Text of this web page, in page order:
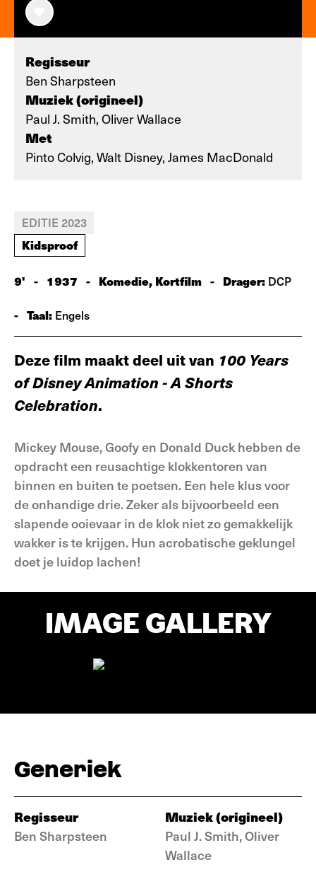
Regisseur
Ben Sharpsteen
Muziek (origineel)
Paul J. Smith, Oliver Wallace
Met
Pinto Colvig, Walt Disney, James MacDonald
EDITIE 2023
Kidsproof
9' - 1937 - Komedie, Kortfilm - Drager: DCP
- Taal: Engels
Deze film maakt deel uit van 100 Years
of Disney Animation - A Shorts
Celebration.
Mickey Mouse, Goofy en Donald Duck hebben de
opdracht een reusachtige klokkentoren van
binnen en buiten te poetsen. Een hele klus voor
de onhandige drie. Zeker als bijvoorbeeld een
slapende ooievaar in de klok niet zo gemakkelijk
wakker is te krijgen. Hun acrobatische geklungel
doet je luidop lachen!
IMAGE GALLERY
Generiek
Regisseur
Ben Sharpsteen
Muziek (origineel)
Paul J. Smith, Oliver
Wallace